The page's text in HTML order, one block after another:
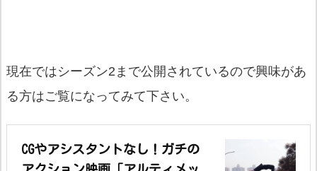
現在ではシーズン2まで公開されているので興味があ
る方はご覧になってみて下さい。
CGやアシスタントなし！ガチの